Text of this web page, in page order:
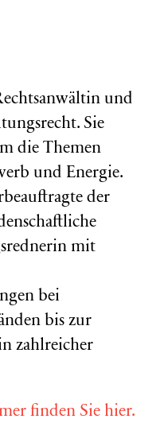
und
Sie
die Themen
und Energie.
der
mit
bei
bis zur
zahlreicher
finden Sie hier.